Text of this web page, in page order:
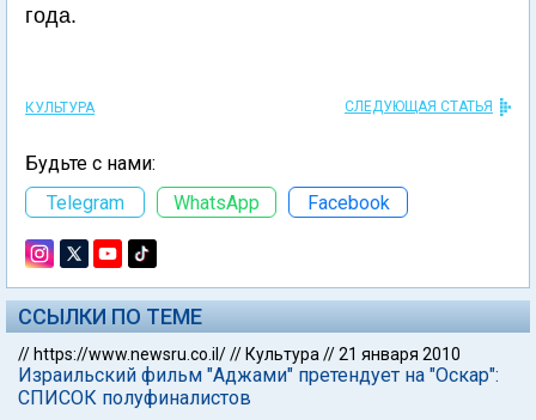
года.
КУЛЬТУРА СЛЕДУЮЩАЯ СТАТЬЯ
Будьте с нами:
Telegram
WhatsApp Facebook
ССЫЛКИ ПО ТЕМЕ
// https://www.newsru.co.il/// Культура //21 января 2010
Израильский фильм "Аджами" претендует на "Оскар":
СПИСОК полуфиналистов